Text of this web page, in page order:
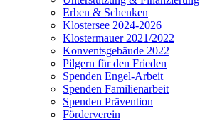
Erben & Schenken
Klostersee 2024-2026
Klostermauer 2021/2022
Konventsgebäude 2022
Pilgern für den Frieden
Spenden Engel-Arbeit
Spenden Familienarbeit
Spenden Prävention
Förderverein